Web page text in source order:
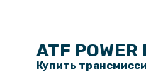
ATF POWER
Купить